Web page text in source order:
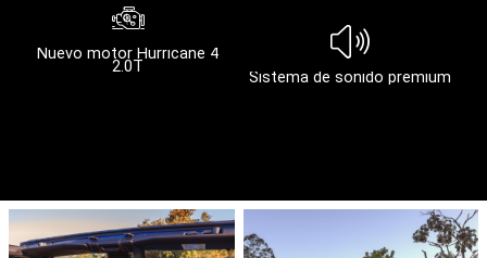
Nuevo motor Hurricane 4
2.0T
Sistema de sonido premium